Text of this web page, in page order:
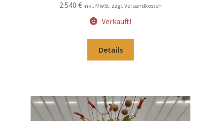
2.540 € inkl. MwSt. zzgl. Versandkosten
Verkauft!
Details